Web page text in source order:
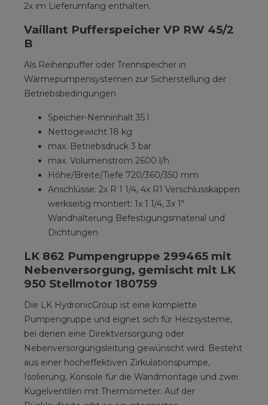
2x im Lieferumfang enthalten.
Vaillant Pufferspeicher VP RW 45/2
B
Als Reihenpuffer oder Trennspeicher in
Wärmepumpensystemen zur Sicherstellung der
Betriebsbedingungen
Speicher-Nenninhalt 35 l
Nettogewicht 18 kg
max. Betriebsdruck 3 bar
max. Volumenstrom 2600 l/h
Höhe/Breite/Tiefe 720/360/350 mm
Anschlüsse: 2x R 1 1/4, 4x R1 Verschlusskappen
werkseitig montiert: 1x 1 1/4, 3x 1"
Wandhalterung Befestigungsmaterial und
Dichtungen
LK 862 Pumpengruppe 299465 mit
Nebenversorgung, gemischt mit LK
950 Stellmotor 180759
Die LK HydronicGroup ist eine komplette
Pumpengruppe und eignet sich für Heizsysteme,
bei denen eine Direktversorgung oder
Nebenversorgungsleitung gewünscht wird. Besteht
aus einer hocheffektiven Zirkulationspumpe,
Isolierung, Konsole für die Wandmontage und zwei
Kugelventilen mit Thermometer. Auf der